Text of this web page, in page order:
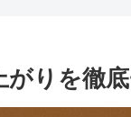
りを徹底